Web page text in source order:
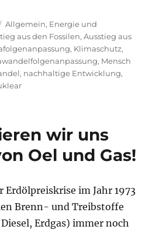
Kategorien
Allgemein, Energie und
aus den Fossilen,Ausstieg aus
, Klimaschutz,
, Mensch
, nachhaltige Entwicklung,
wir uns
Oel und Gas!
Erdölpreiskrise im Jahr 1973
Brenn- und Treibstoffe
Erdgas) immer noch